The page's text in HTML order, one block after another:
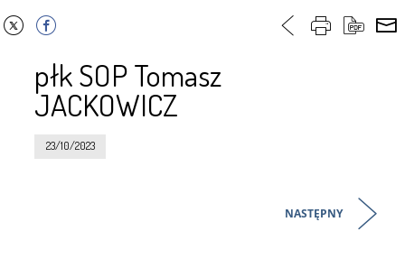
płk SOP Tomasz
JACKOWICZ
23/10/2023
NASTĘPNY